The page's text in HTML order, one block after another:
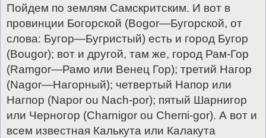
Пойдем по землям Самскритским. И вот в
провинции Богорской (Воgоr—Бугорской, от
слова: Бугор—Бугристый) есть и город Бугор
(Воugоr); вот и другой, там же, город Рам-Гор
(Rаmgоr—Рамо или Венец Гор); третий Нагор
(Nаgоr—Нагорный); четвертый Напор или
Нагпор (Naроr ou Nach-роr); пятый Шарнигор
или Черногор (Сhаrnigоr ou Сhеrпi-gоr). А вот и
всем известная Калькута или Калакута